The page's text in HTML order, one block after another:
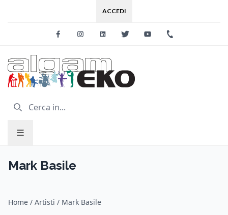
ACCEDI
FacebookInstagramLinkedinTwitter Youtube
Mark Basile
Home / Artisti / Mark Basile